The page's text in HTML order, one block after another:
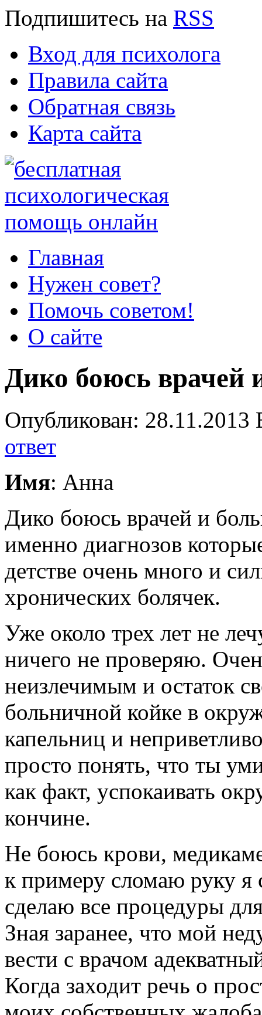
Подпишитесь на RSS
Вход для психолога
Правила сайта
Обратная связь
Карта сайта
Главная
Нужен совет?
Помочь советом!
О сайте
Дико боюсь врачей
Опубликован: 28.11.2013
ответ
Имя: Анна
Дико боюсь врачей и
именно диагнозов
детстве очень много и
хронических болячек.
Уже около трех лет не
ничего не проверяю.
неизлечимым и остаток
больничной койке в
капельниц и
просто понять, что ты
как факт, успокаивать
кончине.
Не боюсь крови,
к примеру сломаю руку я
сделаю все процедуры
Зная заранее, что мой
вести с врачом
Когда заходит речь о